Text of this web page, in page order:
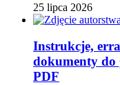
25 lipca 2026
Instrukcje,
dokumenty do
PDF